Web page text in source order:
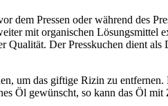
dem Pressen oder während des
mit organischen Lösungsmittel
Der Presskuchen dient
um das giftige Rizin zu
Öl gewünscht, so kann das Öl